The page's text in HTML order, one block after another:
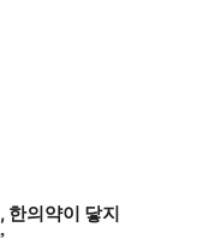
한의약이 닿지